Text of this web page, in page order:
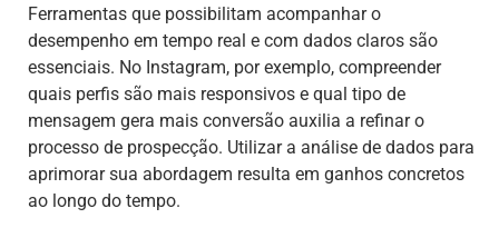
Ferramentas que possibilitam acompanhar o
desempenho em tempo real e com dados claros são
essenciais. No Instagram, por exemplo, compreender
quais perfis são mais responsivos e qual tipo de
mensagem gera mais conversão auxilia a refinar o
processo de prospecção. Utilizar a análise de dados para
aprimorar sua abordagem resulta em ganhos concretos
ao longo do tempo.